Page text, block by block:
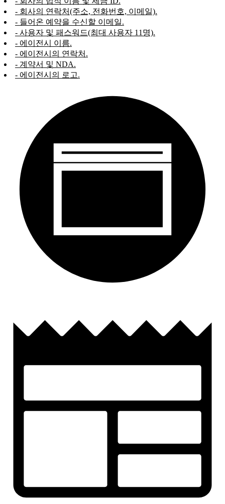
- 회사의 연락처(주소, 전화번호, 이메일).
- 들어온 예약을 수신할 이메일.
- 사용자 및 패스워드(최대 사용자 11명).
- 에이전시 이름.
- 에이전시의 연락처.
- 계약서 및 NDA.
- 에이전시의 로고.